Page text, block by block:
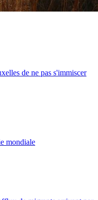
de ne pas s'immiscer
mondiale